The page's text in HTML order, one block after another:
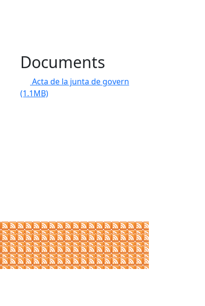
Documents
Acta de la junta de govern
(1.1MB)